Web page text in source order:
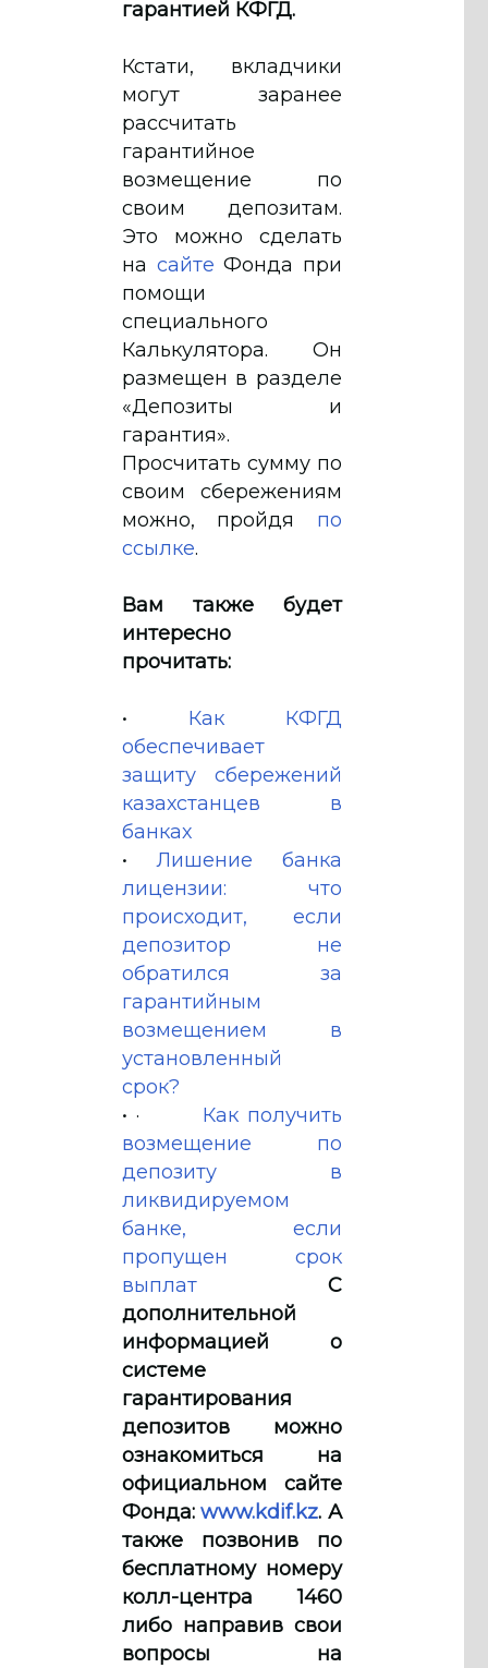
гарантией КФГД.
Кстати, вкладчики
могут заранее
рассчитать
гарантийное
возмещение по
своим депозитам.
Это можно сделать
на сайте Фонда при
помощи
специального
Калькулятора. Он
размещен в разделе
«Депозиты и
гарантия».
Просчитать сумму по
своим сбережениям
можно, пройдя по
ссылке.
Вам также будет
интересно
прочитать:
• Как КФГД
обеспечивает
защиту сбережений
казахстанцев в
банках
•Лишение банка
лицензии: что
происходит, если
депозитор не
обратился за
гарантийным
возмещением в
установленный
срок?
• · Как получить
возмещение по
депозиту в
ликвидируемом
банке, если
пропущен срок
выплат
С
дополнительной
информацией о
системе
гарантирования
депозитов можно
ознакомиться на
официальном сайте
Фонда:www.kdif.kz. А
также позвонив по
бесплатному номеру
колл-центра 1460
либо направив свои
вопросы на